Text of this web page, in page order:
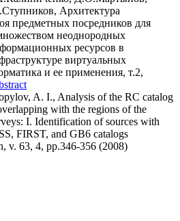
Архитектура
предметных посредников для
неоднородных
ресурсов в
виртуальных
и ее применения, т.2,
A. I., Analysis of the RC catalog
with the regions of the
I. Identification of sources with
FIRST, and GB6 catalogs
v. 63, 4, pp.346-356 (2008)